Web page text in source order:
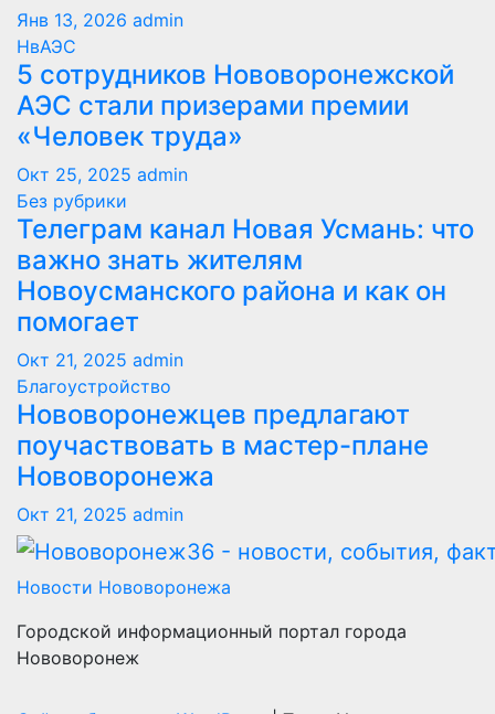
Янв 13, 2026 admin
НвАЭС
5 сотрудников Нововоронежской
АЭС стали призерами премии
«Человек труда»
Окт 25, 2025 admin
Без рубрики
Телеграм канал Новая Усмань: что
важно знать жителям
Новоусманского района и как он
помогает
Окт 21, 2025 admin
Благоустройство
Нововоронежцев предлагают
поучаствовать в мастер-плане
Нововоронежа
Окт 21, 2025 admin
Новости Нововоронежа
Городской информационный портал города
Нововоронеж